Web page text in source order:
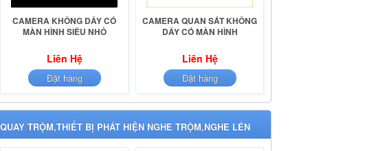
CAMERA KHÔNG DÂY CÓ
MÀN HÌNH SIÊU NHỎ
Liên Hệ
Đặt hàng
CAMERA QUAN SÁT KHÔNG
DÂY CÓ MÀN HÌNH
Liên Hệ
Đặt hàng
TRỘM,THIẾT BỊ PHÁT HIỆN NGHE TRỘM,NGHE LÉN